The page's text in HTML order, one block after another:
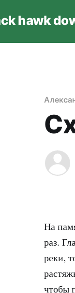
hawk
На
раз.
реки,
чтобы